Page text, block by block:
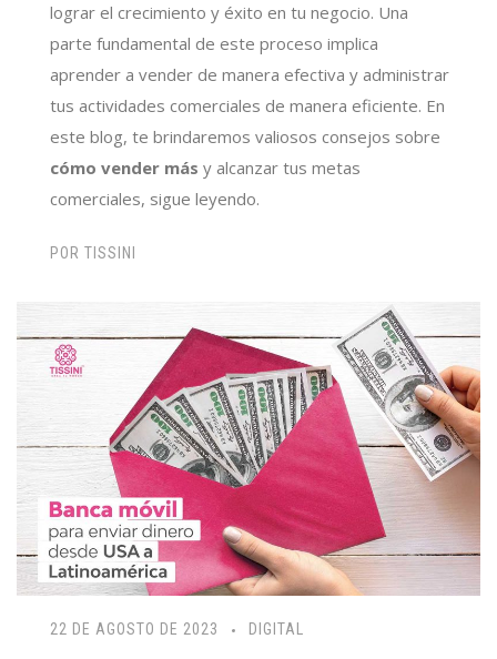
lograr el crecimiento y éxito en tu negocio. Una
parte fundamental de este proceso implica
aprender a vender de manera efectiva y administrar
tus actividades comerciales de manera eficiente. En
este blog, te brindaremos valiosos consejos sobre
cómo vender más y alcanzar tus metas
comerciales, sigue leyendo.
POR TISSINI
22 DE AGOSTO DE 2023 DIGITAL